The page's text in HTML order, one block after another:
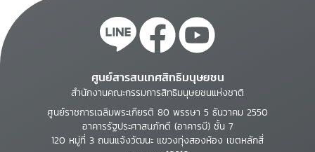
ศูนย์สารสนเทศสิทธิมนุษยชน
สำนักงานคณะกรรมการสิทธิมนุษยชนแห่งชาติ
ศูนย์ราชการเฉลิมพระเกียรติ 80 พรรษา 5 ธันวาคม 2550
อาคารรัฐประศาสนภักดี (อาคารบี) ชั้น 7
120 หมู่ที่ 3 ถนนแจ้งวัฒนะ แขวงทุ่งสองห้อง เขตหลักสี่